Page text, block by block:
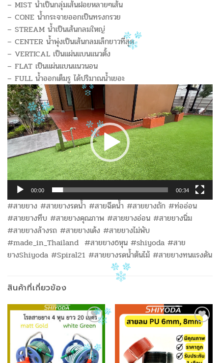
– MIST น้ำเป็นกลุ่มเส้นฝอยหลายๆเส้น
– CONE น้ำกระจายออกเป็นทรงกรวย
– STREAM น้ำเป็นเส้นกลมใหญ่
– CENTER น้ำพุ่งเป็นเส้นกลมเล็กยาวที่สุด
– VERTICAL เป็นแผ่นแบนแนวตั้ง
– FLAT เป็นแผ่นแบนแนวนอน
– FULL น้ำออกเต็มรู ได้ปริมาณน้ำเยอะ
ตัว
เล่น
ไฟล์
วิดีโอ
00:00 00:34
#สายยาง #สายยางรดน้ำ #สายฉีดน้ำ #สายยางถัก #ท่ออ่อน
#สายยางทึบ #สายยางคุณภาพ #สายยางอ่อน #สายยางนิ่ม
#สายยางล้างรถ #สายยางเด้ง #สายยางไม่พับ
#made_in_Thailand #สายยาง6หุน #shiyoda #สาย
ยางShiyoda #Spiral21 #สายยางรดน้ำต้นไม้ #สายยางทนแรงดัน
สินค้าที่เกี่ยวข้อง
Add to
Wishlist
Add to
Wishlist